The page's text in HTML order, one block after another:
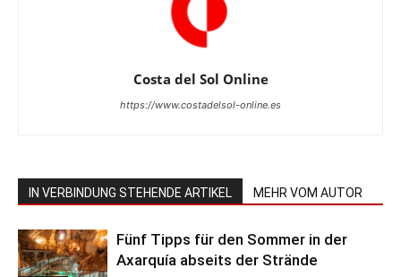
Costa del Sol Online
https://www.costadelsol-online.es
IN VERBINDUNG STEHENDE ARTIKEL MEHR VOM AUTOR
Fünf Tipps für den Sommer in der
Axarquía abseits der Strände